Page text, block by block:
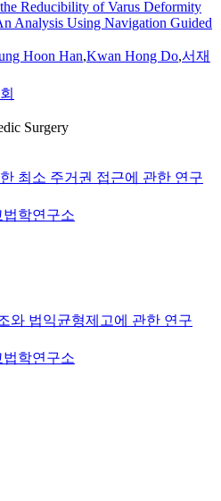
Reducibility of Varus Deformity
Analysis Using Navigation Guided
Hoon Han,Kwan Hong Do,서재
Surgery
최소 주거권 접근에 관한 연구
학연구소
와 법익균형제고에 관한 연구
학연구소